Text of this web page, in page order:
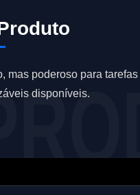
poderoso para
​​disponíveis.